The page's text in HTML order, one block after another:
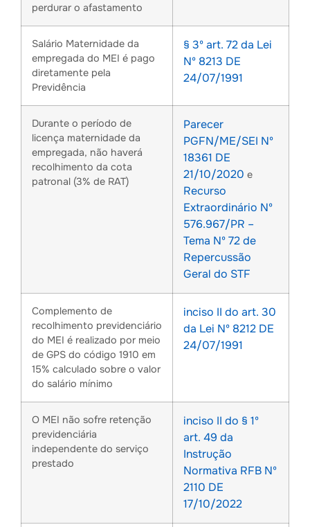
perdurar o afastamento
Salário Maternidade da
empregada do MEI é pago
diretamente pela
Previdência
§ 3º art. 72 da Lei
Nº 8213 DE
24/07/1991
Durante o período de
licença maternidade da
empregada, não haverá
recolhimento da cota
patronal (3% de RAT)
Parecer
PGFN/ME/SEI Nº
18361 DE
21/10/2020 e
Recurso
Extraordinário Nº
576.967/PR –
Tema Nº 72 de
Repercussão
Geral do STF
Complemento de
recolhimento previdenciário
do MEI é realizado por meio
de GPS do código 1910 em
15% calculado sobre o valor
do salário mínimo
inciso II do art. 30
da Lei Nº 8212 DE
24/07/1991
O MEI não sofre retenção
previdenciária
independente do serviço
prestado
inciso II do § 1º
art. 49 da
Instrução
Normativa RFB Nº
2110 DE
17/10/2022